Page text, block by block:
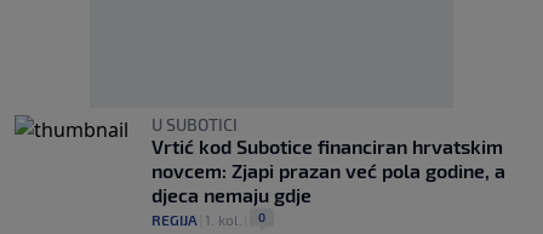
U SUBOTICI
Vrtić kod Subotice financiran hrvatskim
novcem: Zjapi prazan već pola godine, a
djeca nemaju gdje
REGIJA 1. kol. 0